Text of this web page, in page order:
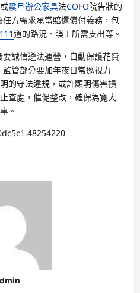
震旦辦公家具法COFO院告狀的
方需求承當賠還償付義務，包
道的路況、誤工所需支出等。
誠信遵法運營，自動保護花費
管部分要加年夜日常巡視力
的守法違規，或許顯明傷害損
查處，催促整改，確保為寬大
。